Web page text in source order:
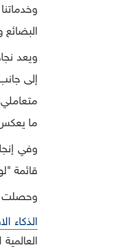
ويعد
إلى
ما يعكس
قائمة "لويدز" لأفضل 100 ميناء في
وحصلت
الذكاء